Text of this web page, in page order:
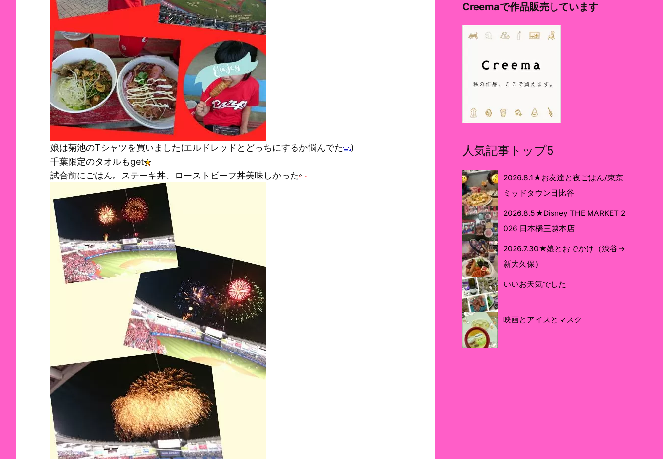
娘は菊池のTシャツを買いました(エルドレッドとどっちにするか悩んでた
)
千葉限定のタオルもget
試合前にごはん。ステーキ丼、ローストビーフ丼美味しかった
Creemaで作品販売しています
人気記事トップ5
2026.8.1★お友達と夜ごはん/東京
ミッドタウン日比谷
2026.8.5★Disney THE MARKET 2
026 日本橋三越本店
2026.7.30★娘とおでかけ（渋谷→
新大久保）
いいお天気でした
映画とアイスとマスク